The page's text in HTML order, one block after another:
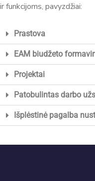
ir funkcijoms, pavyzdžiai:
Prastova
EAM biudžeto
Projektai
Patobulintas darbo
Išplėstinė pagalba